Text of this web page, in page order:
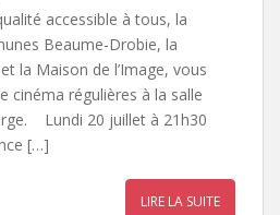
accessible à tous, la
Beaume-Drobie, la
la Maison de l’Image, vous
cinéma régulières à la salle
Lundi 20 juillet à 21h30
[…]
LIRE LA SUITE